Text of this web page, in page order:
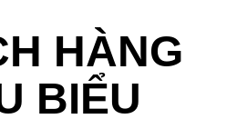
HÀNG
BIỂU